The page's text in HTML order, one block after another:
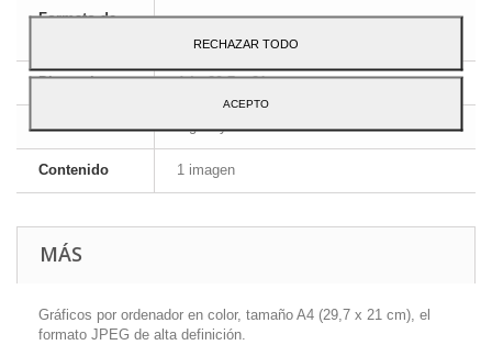
Formato de
Dimensiones A4 - 29,7 x 21 cm
Idioma Inglés y francés
Contenido 1 imagen
MÁS
Gráficos por ordenador en color, tamaño A4 (29,7 x 21 cm), el
formato JPEG de alta definición.
RECHAZAR TODO
ACEPTO